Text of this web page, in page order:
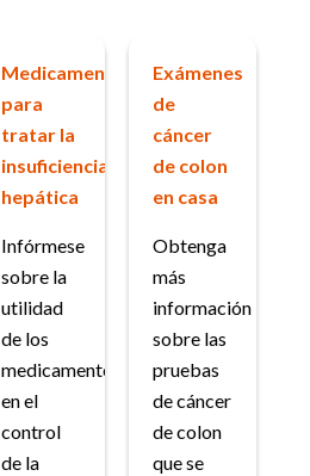
Medicamentos
para
tratar la
insuficiencia
hepática
Infórmese
sobre la
utilidad
de los
medicamentos
en el
control
de la
Exámenes
de
cáncer
de colon
en casa
Obtenga
más
información
sobre las
pruebas
de cáncer
de colon
que se